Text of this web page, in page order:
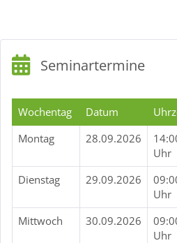
Seminartermine
Wochentag Datum
Montag
28.09.2026
Uhr
Dienstag
29.09.2026
Uhr
Mittwoch
30.09.2026
Uhr